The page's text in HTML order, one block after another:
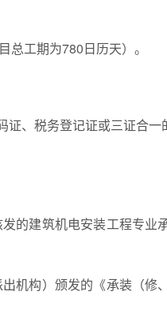
总工期为780日历天）。
证、税务登记证或三证合
的建筑机电安装工程专
机构）颁发的《承装（